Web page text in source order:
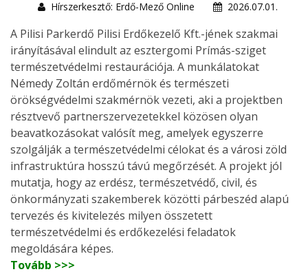
Hírszerkesztő: Erdő-Mező Online
2026.07.01.
A Pilisi Parkerdő Pilisi Erdőkezelő Kft.-jének szakmai
irányításával elindult az esztergomi Prímás-sziget
természetvédelmi restaurációja. A munkálatokat
Némedy Zoltán erdőmérnök és természeti
örökségvédelmi szakmérnök vezeti, aki a projektben
résztvevő partnerszervezetekkel közösen olyan
beavatkozásokat valósít meg, amelyek egyszerre
szolgálják a természetvédelmi célokat és a városi zöld
infrastruktúra hosszú távú megőrzését. A projekt jól
mutatja, hogy az erdész, természetvédő, civil, és
önkormányzati szakemberek közötti párbeszéd alapú
tervezés és kivitelezés milyen összetett
természetvédelmi és erdőkezelési feladatok
megoldására képes.
Tovább >>>